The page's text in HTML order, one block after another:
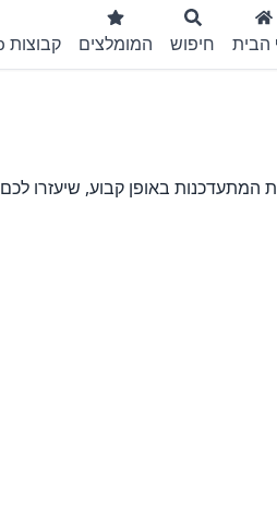
הבית חיפוש המומלצים קבוצות WhatsApp
המתעדכנות באופן קבוע, שיעזרו לכם